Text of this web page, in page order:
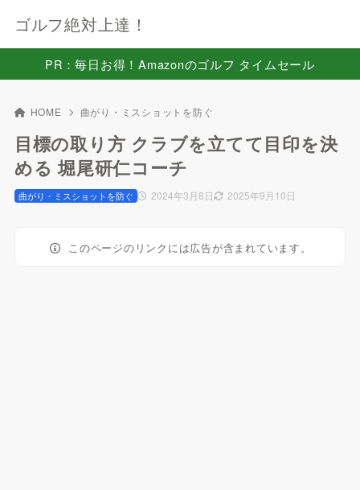
ゴルフ絶対上達！
PR：毎日お得！Amazonのゴルフ タイムセール
HOME 曲がり・ミスショットを防ぐ
目標の取り方 クラブを立てて目印を決
める 堀尾研仁コーチ
2024年3月8日 2025年9月10日
曲がり・ミスショットを防ぐ
このページのリンクには広告が含まれています。